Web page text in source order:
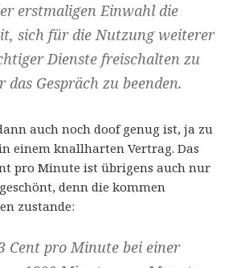
erstmaligen Einwahl die
sich für die Nutzung weiterer
Dienste freischalten zu
das Gespräch zu beenden.
auch noch doof genug ist, ja zu
einem knallharten Vertrag. Das
pro Minute ist übrigens auch nur
denn die kommen
zustande:
Cent pro Minute bei einer